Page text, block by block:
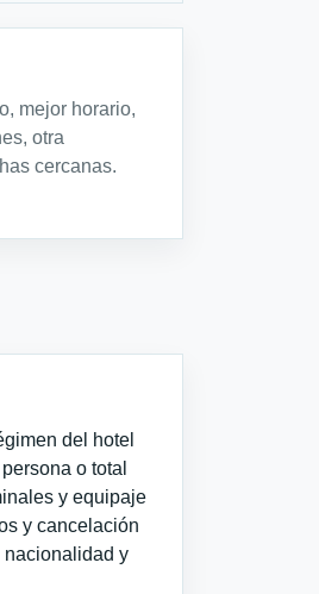
mejor horario,
otra
cercanas.
del hotel
o total
y equipaje
y cancelación
nacionalidad y